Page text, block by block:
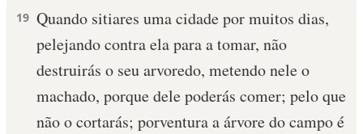
19 Quando sitiares uma cidade por muitos dias,
pelejando contra ela para a tomar, não
destruirás o seu arvoredo, metendo nele o
machado, porque dele poderás comer; pelo que
não o cortarás; porventura a árvore do campo é